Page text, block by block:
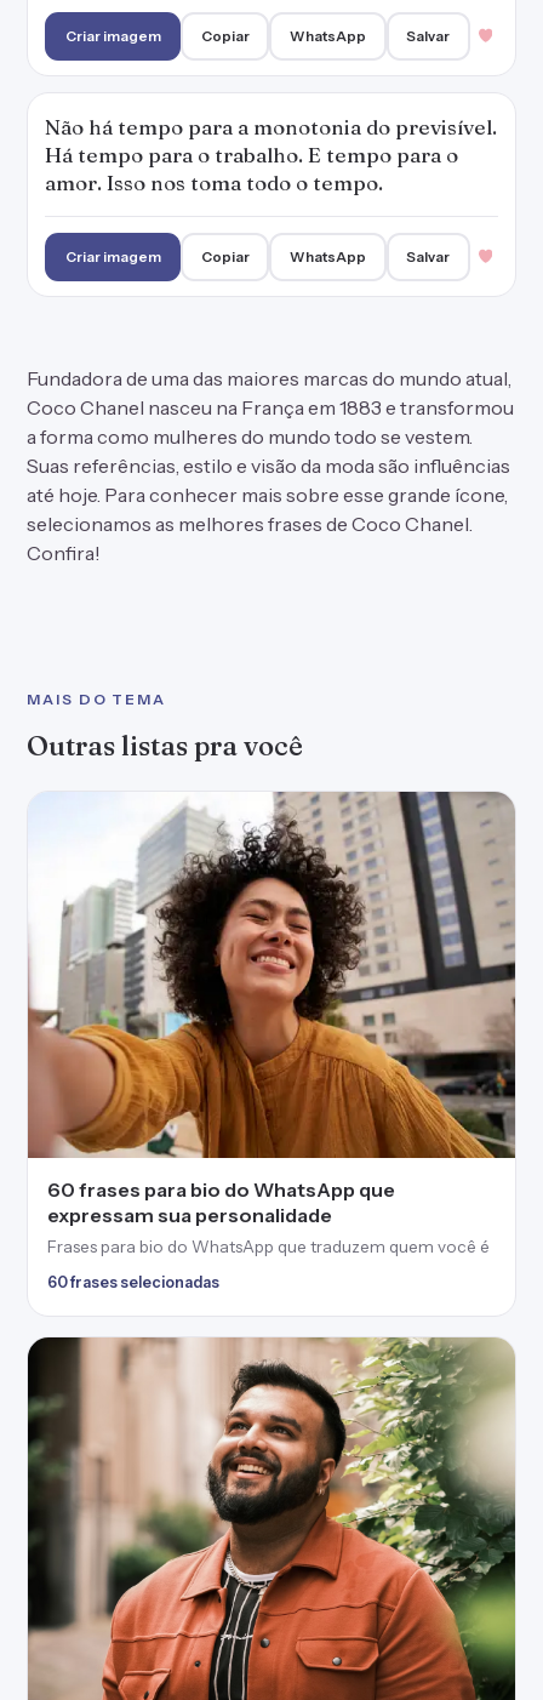
Criar imagem Copiar WhatsApp Salvar
Não há tempo para a monotonia do previsível.
Há tempo para o trabalho. E tempo para o
amor. Isso nos toma todo o tempo.
Criar imagem Copiar WhatsApp Salvar
Fundadora de uma das maiores marcas do mundo atual,
Coco Chanel nasceu na França em 1883 e transformou
a forma como mulheres do mundo todo se vestem.
Suas referências, estilo e visão da moda são influências
até hoje. Para conhecer mais sobre esse grande ícone,
selecionamos as melhores frases de Coco Chanel.
Confira!
MAIS DO TEMA
Outras listas pra você
60 frases para bio do WhatsApp que
expressam sua personalidade
Frases para bio do WhatsApp que traduzem quem você é
60 frases selecionadas